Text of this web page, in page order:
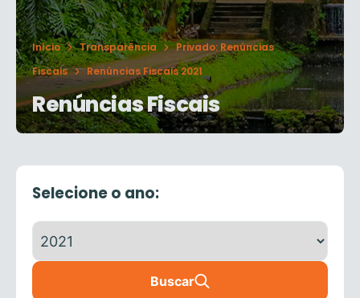
Início Transparência
Privado: Renúncias
Fiscais
Renúncias Fiscais 2021
Renúncias Fiscais
Selecione o ano:
Buscar